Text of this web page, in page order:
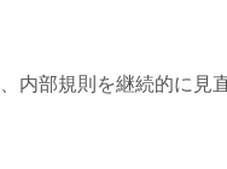
内部規則を継続的に見